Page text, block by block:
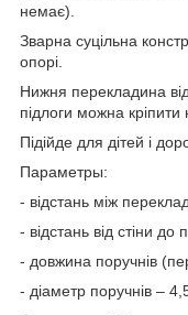
немає).
Зварна суцільна
опорі.
Нижня перекладина
підлоги можна кріпити
Підійде для дітей і
Параметры:
- відстань між
- відстань від стіни
- довжина поручнів
- діаметр поручнів –